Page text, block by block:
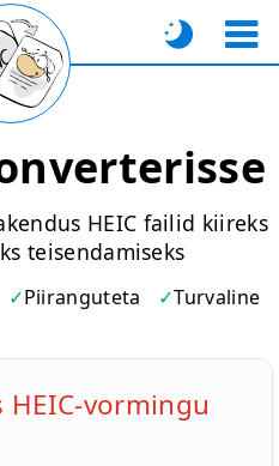
HEIC failid kiireks
teisendamiseks
Piiranguteta Turvaline
vormingu